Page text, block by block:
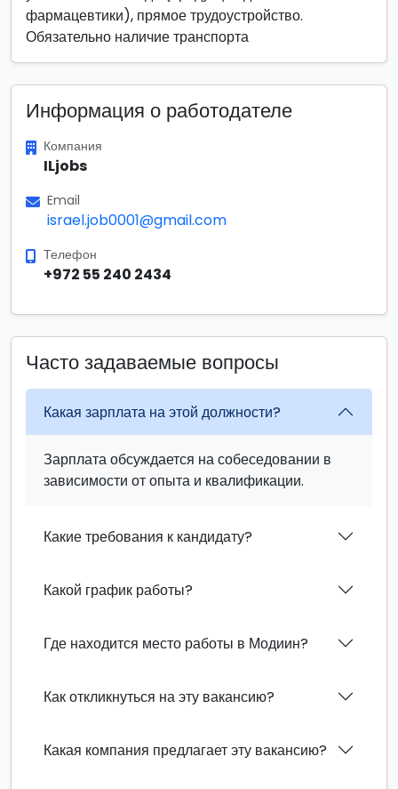
фармацевтики), прямое трудоустройство.
Обязательно наличие транспорта
Информация о работодателе
Компания
ILjobs
Email
israel.job0001@gmail.com
Телефон
+972 55 240 2434
Часто задаваемые вопросы
Какая зарплата на этой должности?
Зарплата обсуждается на собеседовании в
зависимости от опыта и квалификации.
Какие требования к кандидату?
Какой график работы?
Где находится место работы в Модиин?
Как откликнуться на эту вакансию?
Какая компания предлагает эту вакансию?